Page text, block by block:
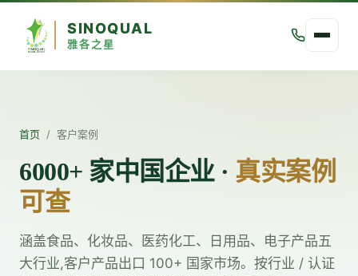
SINOQUAL
雅各之星
首页 / 客户案例
6000+ 家中国企业 · 真实案例
可查
涵盖食品、化妆品、医药化工、日用品、电子产品五
大行业,客户产品出口 100+ 国家市场。按行业 / 认证